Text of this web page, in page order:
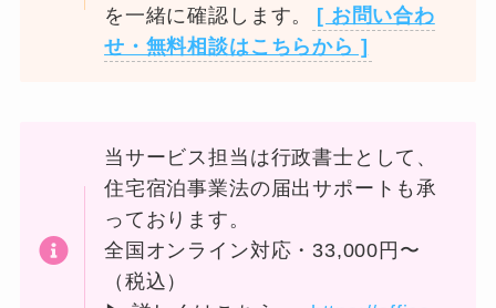
を一緒に確認します。
[ お問い合わ
せ・無料相談はこちらから ]
当サービス担当は行政書士として、
住宅宿泊事業法の届出サポートも承
っております。
全国オンライン対応・33,000円〜
（税込）